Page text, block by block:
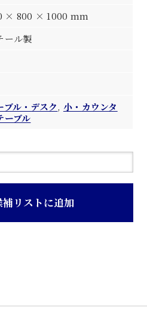
× 800 × 1000 mm
ール製
ブル・デスク, 小・カウンタ
ーブル
補リストに追加